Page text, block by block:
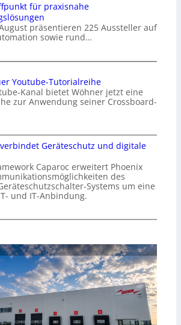
für praxisnahe
präsentieren 225 Aussteller auf
sowie rund…
Youtube-Tutorialreihe
Kanal bietet Wöhner jetzt eine
zur Anwendung seiner Crossboard-
Geräteschutz und digitale
Caparoc erweitert Phoenix
des
Systems um eine
und IT-Anbindung.